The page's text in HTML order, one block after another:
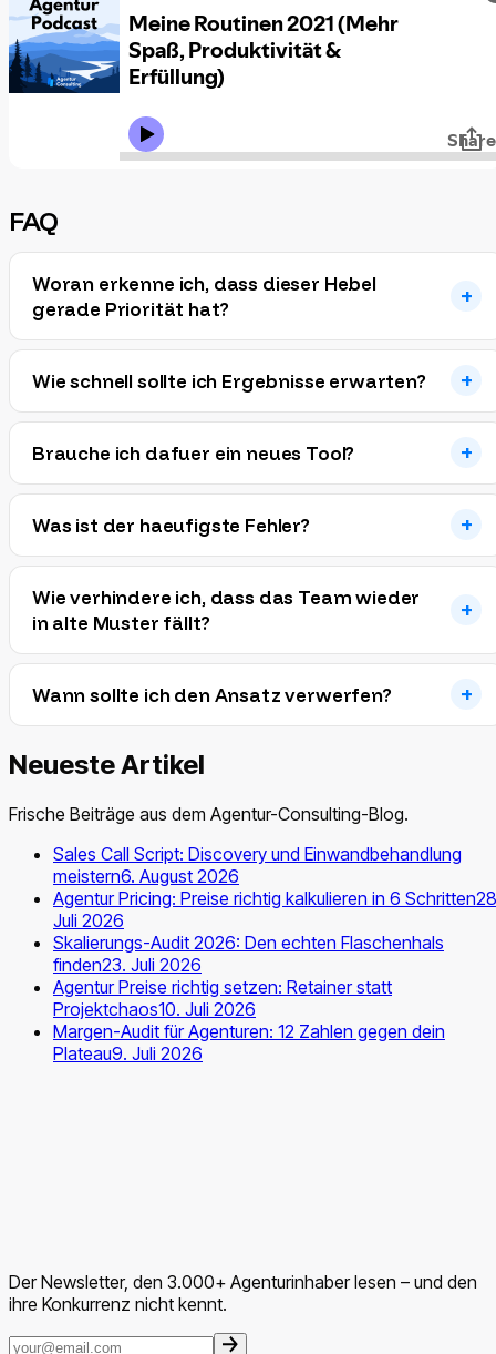
FAQ
Woran erkenne ich, dass dieser Hebel
gerade Priorität hat?
Wie schnell sollte ich Ergebnisse erwarten?
Brauche ich dafuer ein neues Tool?
Was ist der haeufigste Fehler?
Wie verhindere ich, dass das Team wieder
in alte Muster fällt?
Wann sollte ich den Ansatz verwerfen?
Neueste Artikel
Frische Beiträge aus dem Agentur-Consulting-Blog.
Sales Call Script: Discovery und Einwandbehandlung
meistern6. August 2026
Agentur Pricing: Preise richtig kalkulieren in 6 Schritten
Juli 2026
Skalierungs-Audit 2026: Den echten Flaschenhals
finden23. Juli 2026
Agentur Preise richtig setzen: Retainer statt
Projektchaos10. Juli 2026
Margen-Audit für Agenturen: 12 Zahlen gegen dein
Plateau9. Juli 2026
Der Newsletter, den 3.000+ Agenturinhaber lesen – und den
ihre Konkurrenz nicht kennt.